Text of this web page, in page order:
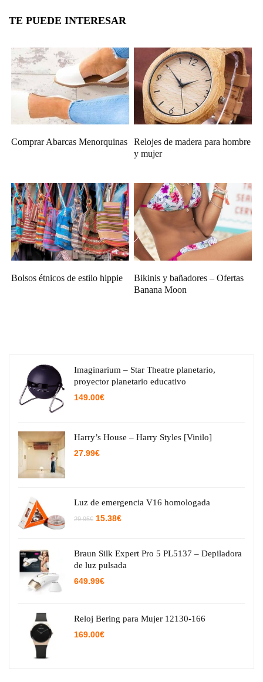
TE PUEDE INTERESAR
Comprar Abarcas Menorquinas
Relojes de madera para hombre
y mujer
Bolsos étnicos de estilo hippie
Bikinis y bañadores – Ofertas
Banana Moon
Imaginarium – Star Theatre planetario,
proyector planetario educativo
149.00€
Harry’s House – Harry Styles [Vinilo]
27.99€
Luz de emergencia V16 homologada
29.95€ El
29.95€.
15.38€El
15.38€.
Braun Silk Expert Pro 5 PL5137 – Depiladora
de luz pulsada
649.99€
Reloj Bering para Mujer 12130-166
169.00€